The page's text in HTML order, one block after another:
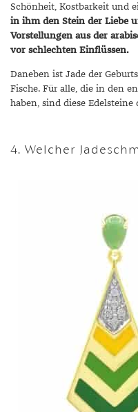
Schönheit, Kostbarkeit und
in ihm den Stein der Liebe
Vorstellungen aus der
vor schlechten Einflüssen.
Daneben ist Jade der
Fische. Für alle, die in den
haben, sind diese Edelsteine
4. Welcher